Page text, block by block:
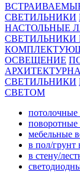
ВСТРАИВАЕМЫЕ
СВЕТИЛЬНИКИ
НАСТОЛЬНЫЕ
ОСВЕЩЕНИЕ
СВЕТИЛЬНИКИ
СВЕТОМ
потолочные
поворотные
мебельные
в пол/грунт
в стену/